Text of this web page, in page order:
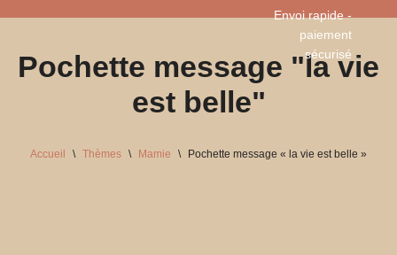
au
Envoi rapide -
paiement
sécurisé​
Pochette message "la vie
est belle"
Accueil \ Thèmes \ Mamie \ Pochette message « la vie est belle »